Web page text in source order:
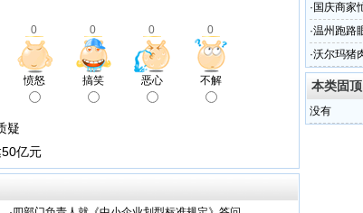
0 0 0 0
愤怒 搞笑 恶心 不解
疑
亿元
· 国庆商家
·温州跑路
·沃尔玛猪
本类固顶
没有